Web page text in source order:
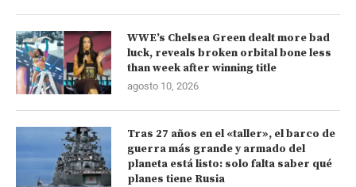
WWE’s Chelsea Green dealt more bad
luck, reveals broken orbital bone less
than week after winning title
agosto 10, 2026
Tras 27 años en el «taller», el barco de
guerra más grande y armado del
planeta está listo: solo falta saber qué
planes tiene Rusia